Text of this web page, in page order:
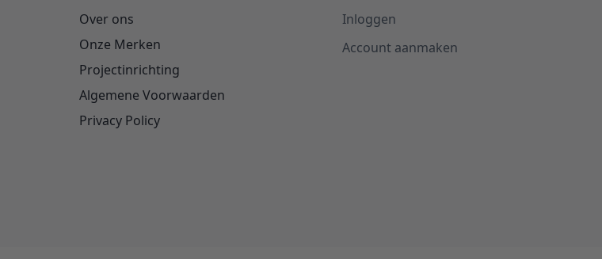
Over ons
Onze Merken
Projectinrichting
Algemene Voorwaarden
Privacy Policy
Inloggen
Account aanmaken